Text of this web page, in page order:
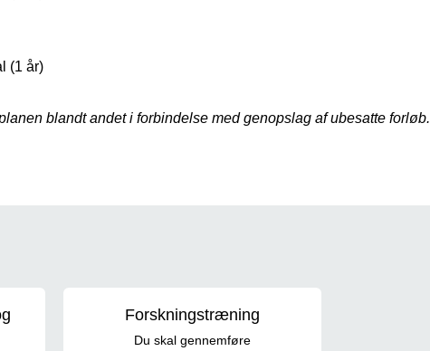
(1 år)
blandt andet i forbindelse med genopslag af ubesatte forløb.
Forskningstræning
Du skal gennemføre